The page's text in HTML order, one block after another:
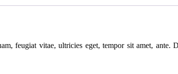
feugiat vitae, ultricies eget, tempor sit amet, ante.